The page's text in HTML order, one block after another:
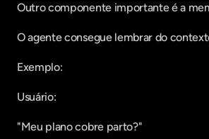
Outro componente importante é a
O agente consegue lembrar do
Exemplo:
Usuário:
"Meu plano cobre parto?"